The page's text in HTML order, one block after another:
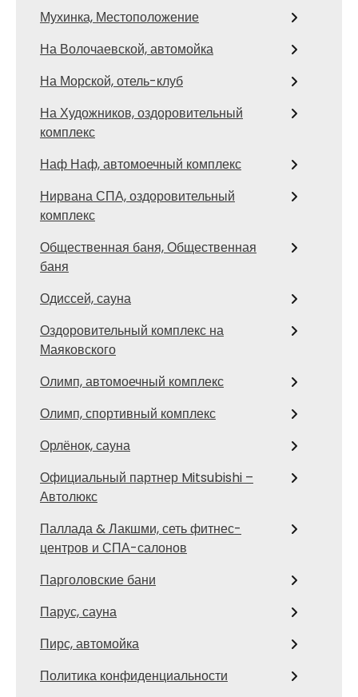
Мухинка, Местоположение
На Волочаевской, автомойка
На Морской, отель-клуб
На Художников, оздоровительный
комплекс
Наф Наф, автомоечный комплекс
Нирвана СПА, оздоровительный
комплекс
Общественная баня, Общественная
баня
Одиссей, сауна
Оздоровительный комплекс на
Маяковского
Олимп, автомоечный комплекс
Олимп, спортивный комплекс
Орлёнок, сауна
Официальный партнер Mitsubishi –
Автолюкс
Паллада & Лакшми, сеть фитнес-
центров и СПА-салонов
Парголовские бани
Парус, сауна
Пирс, автомойка
Политика конфиденциальности